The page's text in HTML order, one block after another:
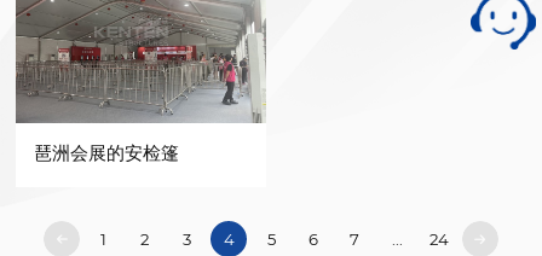
琶洲会展的安检篷
1 2 3 4 5 6 7 24